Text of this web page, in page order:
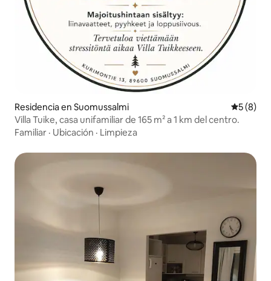
Residencia en Suomussalmi
5 (8)
Villa Tuike, casa unifamiliar de 165 m² a 1 km del centro.
Familiar · Ubicación · Limpieza